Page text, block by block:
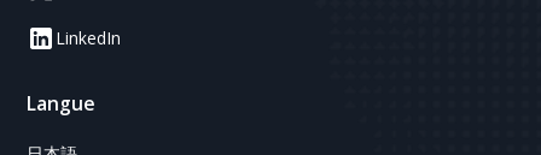
LinkedIn
Langue